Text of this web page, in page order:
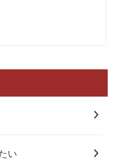
い